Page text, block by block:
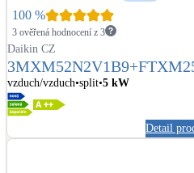
Rekuperace tepla
Šedá i černá odpadní
Kamna / krby
Doplňkové zdroje
LED osvětlení
100%
3 ověřená hodnocení z 3
Daikin CZ
B+FTXM20R5V1B
vzduch/vzduch split 5 kW
Detail